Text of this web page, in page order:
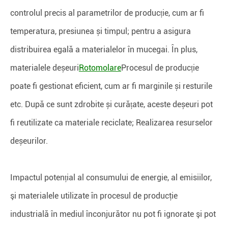
controlul precis al parametrilor de producție, cum ar fi
temperatura, presiunea și timpul; pentru a asigura
distribuirea egală a materialelor în mucegai. În plus,
materialele deșeuriRotomolareProcesul de producție
poate fi gestionat eficient, cum ar fi marginile și resturile
etc. După ce sunt zdrobite și curățate, aceste deșeuri pot
fi reutilizate ca materiale reciclate; Realizarea resurselor
deșeurilor.
Impactul potențial al consumului de energie, al emisiilor,
şi materialele utilizate în procesul de producţie
industrială în mediul înconjurător nu pot fi ignorate şi pot